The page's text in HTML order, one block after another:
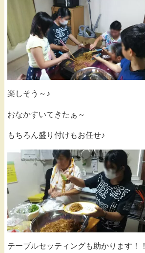
楽しそう～♪
おなかすいてきたぁ～
もちろん盛り付けもお任せ♪
テーブルセッティングも助かります！！